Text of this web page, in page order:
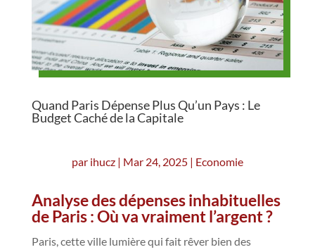
Quand Paris Dépense Plus Qu’un Pays : Le
Budget Caché de la Capitale
par ihucz| Mar 24, 2025| Economie
Analyse des dépenses inhabituelles
de Paris : Où va vraiment l’argent ?
Paris, cette ville lumière qui fait rêver bien des